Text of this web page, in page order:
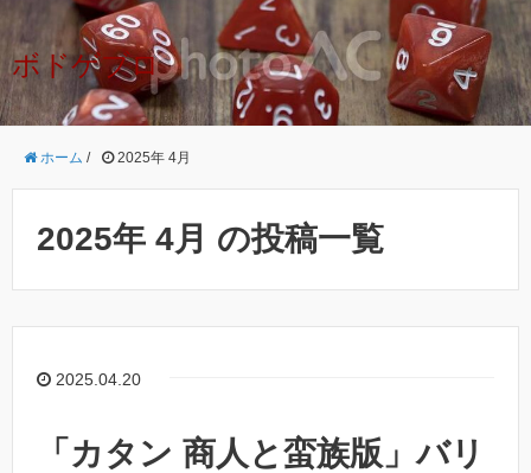
ボドゲブロ
ホーム / 2025年 4月
2025年 4月 の投稿一覧
2025.04.20
「カタン 商人と蛮族版」バリ